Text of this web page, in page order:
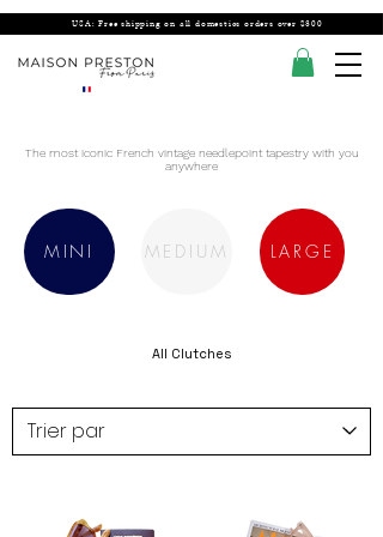
USA: Free shipping on all domestics orders over $300
The most iconic French vintage needlepoint tapestry with you
anywhere
MINI MEDIUM LARGE
All Clutches